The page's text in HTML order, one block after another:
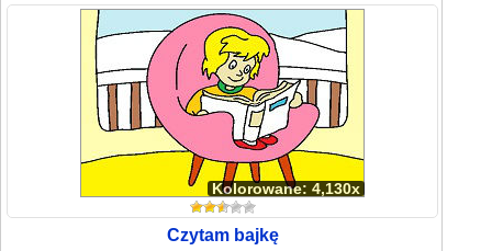
Kolorowane: 4,130x
Czytam bajkę